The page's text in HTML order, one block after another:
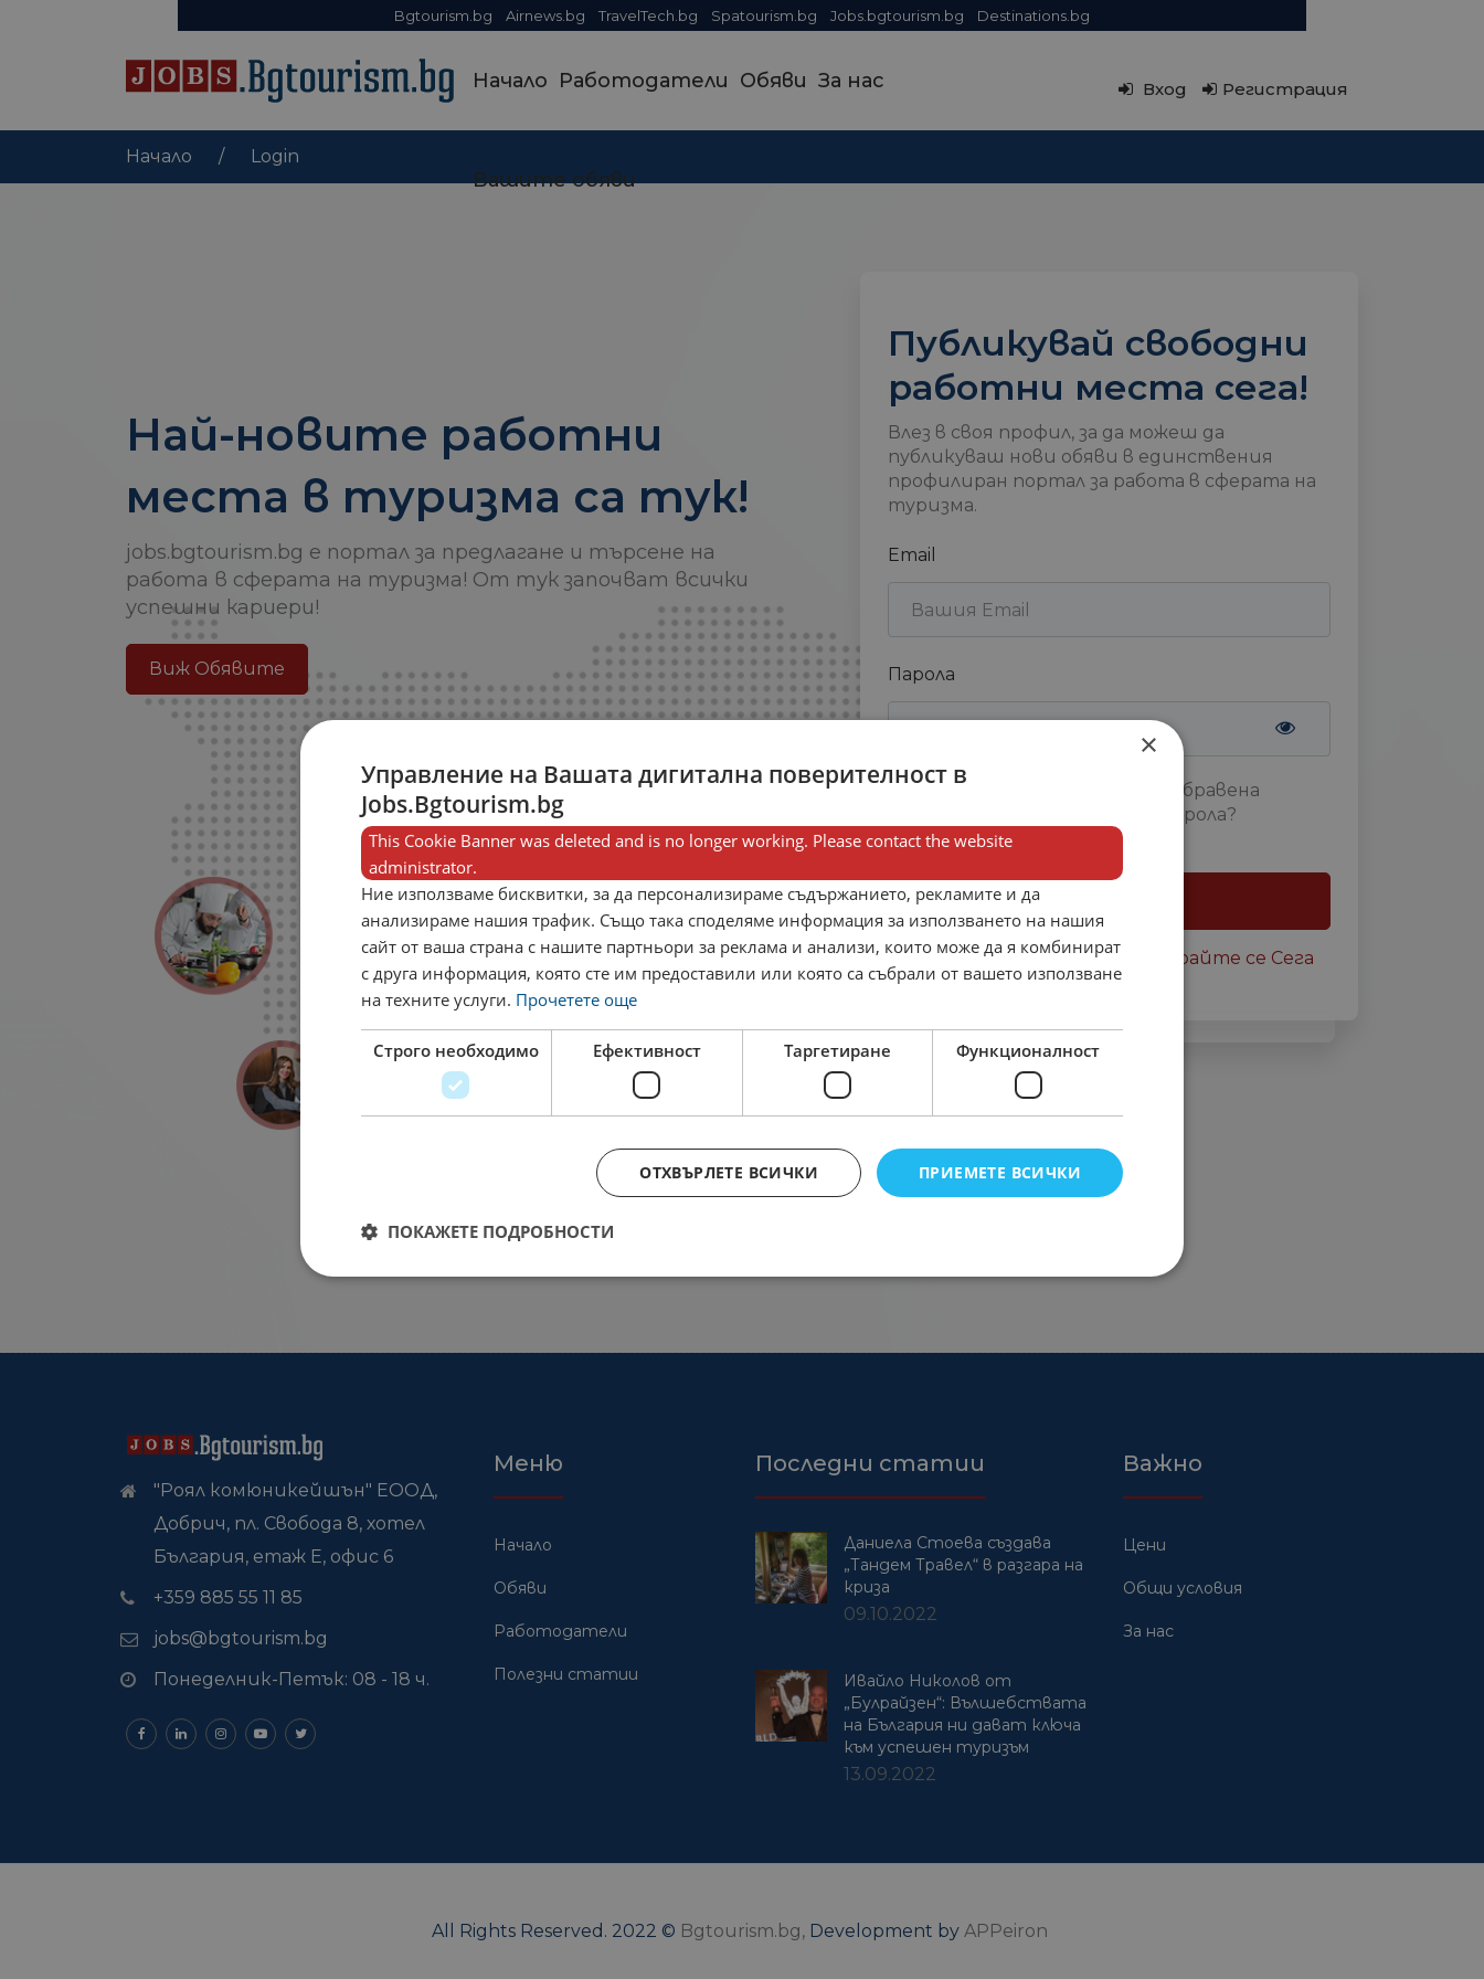
Bgtourism.bg Airnews.bg TravelTech.bg Spatourism.bg Jobs.bgtourism.bg Destinations.bg
Начало Работодатели Обяви За нас
Вашите обяви
Вход Регистрация
Начало Login
Най-новите работни
места в туризма са тук!
jobs.bgtourism.bg е портал за предлагане и търсене на
работа в сферата на туризма! От тук започват всички
успешни кариери!
Виж Обявите
Публикувай свободни
работни места сега!
Влез в своя профил, за да можеш да
публикуваш нови обяви в единствения
профилиран портал за работа в сферата на
туризма.
Email
Парола
Запомни ме
Забравена
парола?
Нямате акаунт ? Регистрирайте се Сега
"Роял комюникейшън" ЕООД,
Добрич, пл. Свобода 8, хотел
България, етаж Е, офис 6
+359 885 55 11 85
jobs@bgtourism.bg
Понеделник-Петък: 08 - 18 ч.
Меню
Начало
Обяви
Работодатели
Полезни статии
Последни статии
Даниела Стоева създава
„Тандем Травел“ в разгара на
криза
09.10.2022
Ивайло Николов от
„Булрайзен“: Вълшебствата
на България ни дават ключа
към успешен туризъм
13.09.2022
Важно
Цени
Общи условия
За нас
All Rights Reserved. 2022 © Bgtourism.bg, Development by APPeiron
×
Управление на Вашата дигитална поверителност в
Jobs.Bgtourism.bg
This Cookie Banner was deleted and is no longer working. Please contact the website
administrator.
Ние използваме бисквитки, за да персонализираме съдържанието, рекламите и да
анализираме нашия трафик. Също така споделяме информация за използването на нашия
сайт от ваша страна с нашите партньори за реклама и анализи, които може да я комбинират
с друга информация, която сте им предоставили или която са събрали от вашето използване
на техните услуги. Прочетете още
Строго необходимо Ефективност Таргетиране Функционалност
ПРИЕМЕТЕ ВСИЧКИ
ОТХВЪРЛЕТЕ ВСИЧКИ
ПОКАЖЕТЕ ПОДРОБНОСТИ